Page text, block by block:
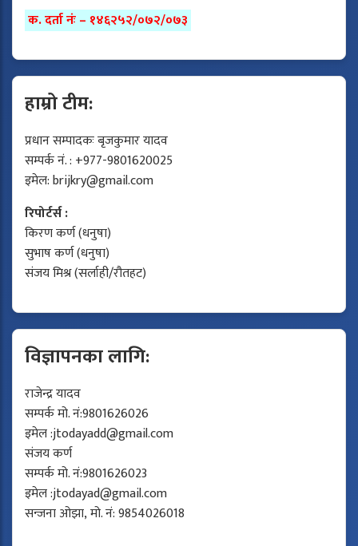
क. दर्ता नंः – १४६२५२/०७२/०७३
हाम्रो टीम:
प्रधान सम्पादकः बृजकुमार यादव
सम्पर्क नं. : +977-9801620025
इमेल:brijkry@gmail.com
रिपोर्टर्स :
किरण कर्ण (धनुषा)
सुभाष कर्ण (धनुषा)
संजय मिश्र (सर्लाही/रौतहट)
विज्ञापनका लागि:
राजेन्द्र यादव
सम्पर्क मो. नं:9801626026
इमेल :jtodayadd@gmail.com
संजय कर्ण
सम्पर्क मो. नं:9801626023
इमेल :jtodayad@gmail.com
सन्जना ओझा, मो. नं: 9854026018